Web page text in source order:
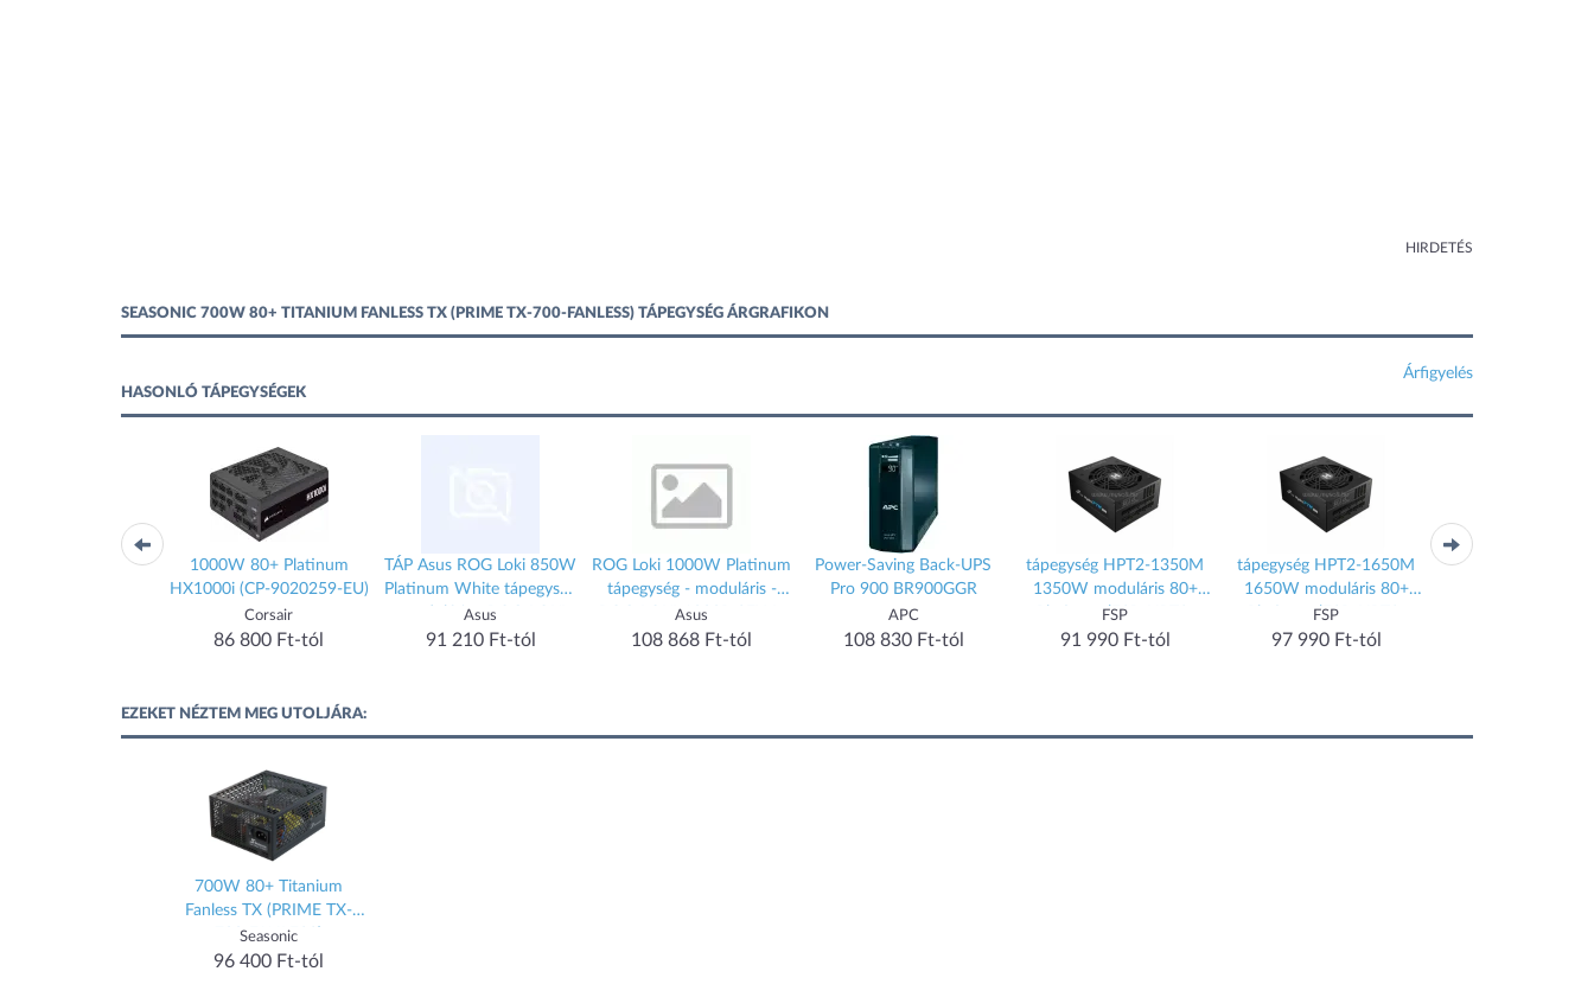
HIRDETÉS
SEASONIC 700W 80+ TITANIUM FANLESS TX (PRIME TX-700-FANLESS) TÁPEGYSÉG ÁRGRAFIKON
Árfigyelés
HASONLÓ TÁPEGYSÉGEK
80+ Titanium Dark
1000W 80+ Platinum
HX1000i (CP-9020259-EU)
Corsair
86 800 Ft-tól
TÁP Asus ROG Loki 850W
Platinum White tápegység
- moduláris - ROG-LOKI-
850P-WHITE-SFX-L-
Asus
91 210 Ft-tól
ROG Loki 1000W Platinum
tápegység - moduláris -
ROG-LOKI-1000P-SFX-L-
GAMING
Asus
108 868 Ft-tól
Power-Saving Back-UPS
Pro 900 BR900GGR
APC
108 830 Ft-tól
tápegység HPT2-1350M
1350W moduláris 80+
Platinum (FSP_HPT2-
1350M_ATX_3.0)
FSP
91 990 Ft-tól
tápegység HPT2-1650M
1650W moduláris 80+
Platinum (FSP_HPT2-
1650M_ATX_3.0)
FSP
97 990 Ft-tól
tápegység Hydro Ti
EZEKET NÉZTEM MEG UTOLJÁRA:
700W 80+ Titanium
Fanless TX (PRIME TX-
700-FANLESS)
Seasonic
96 400 Ft-tól